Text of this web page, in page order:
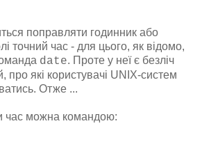
поправляти годинник або
точний час - для цього, як відомо,
date. Проте у неї є безліч
які користувачі UNIX-систем
Отже ...
час можна командою: